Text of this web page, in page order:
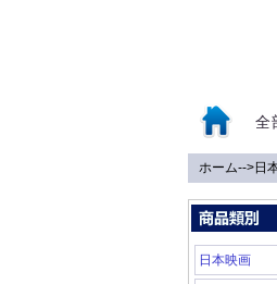
全
ホーム-->日
日本映画
0